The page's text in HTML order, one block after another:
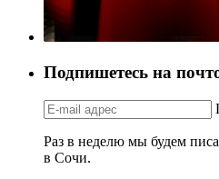
Подпишетесь на
Раз в неделю мы будем
в Сочи.